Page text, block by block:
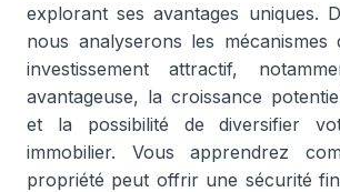
explorant ses avantages uniques.
nous analyserons les
investissement attractif,
avantageuse, la croissance
et la possibilité de diversifier
immobilier. Vous apprendrez
propriété peut offrir une sécurité